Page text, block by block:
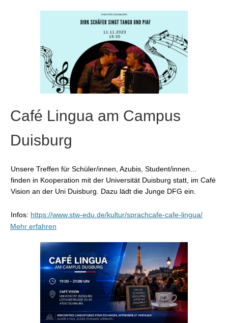
Café Lingua am Campus
Duisburg
Unsere Treffen für Schüler/innen, Azubis, Student/innen…
finden in Kooperation mit der Universität Duisburg statt, im Café
Vision an der Uni Duisburg. Dazu lädt die Junge DFG ein.
Infos: https://www.stw-edu.de/kultur/sprachcafe-cafe-lingua/
Mehr erfahren